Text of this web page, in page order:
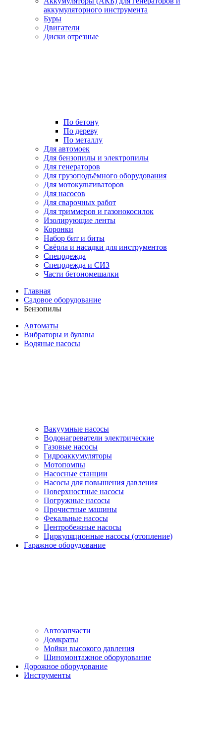
аккумуляторного инструмента
Буры
Двигатели
Диски отрезные
По бетону
По дереву
По металлу
Для автомоек
Для бензопилы и электропилы
Для генераторов
Для грузоподъёмного оборудования
Для мотокультиваторов
Для насосов
Для сварочных работ
Для триммеров и газонокосилок
Изолирующие ленты
Коронки
Набор бит и биты
Свёрла и насадки для инструментов
Спецодежда
Спецодежда и СИЗ
Части бетономешалки
Главная
Садовое оборудование
Бензопилы
Автоматы
Вибраторы и булавы
Водяные насосы
Вакуумные насосы
Водонагреватели электрические
Газовые насосы
Гидроаккумуляторы
Мотопомпы
Насосные станции
Насосы для повышения давления
Поверхностные насосы
Погружные насосы
Прочистные машины
Фекальные насосы
Центробежные насосы
Циркуляционные насосы (отопление)
Гаражное оборудование
Автозапчасти
Домкраты
Мойки высокого давления
Шиномонтажное оборудование
Дорожное оборудование
Инструменты